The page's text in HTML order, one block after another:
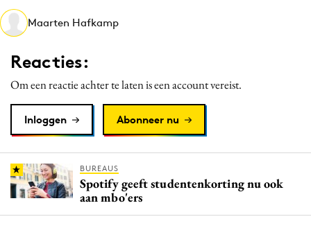
Media
Merkstrategie
Programmatic
Purpose Marketing
Maarten Hafkamp
Reacties:
Om een reactie achter te laten is een account vereist.
Inloggen Abonneer nu
BUREAUS
Spotify geeft studentenkorting nu ook
aan mbo'ers